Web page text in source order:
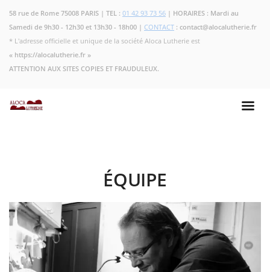
58 rue de Rome 75008 PARIS | TEL : 01 42 93 73 56 | HORAIRES : Mardi au
Samedi de 9h30 - 12h30 et 13h30 - 18h00 | CONTACT : contact@alocalutherie.fr
* L'adresse officielle et unique de la société Aloca Lutherie est
« https://alocalutherie.fr »
ATTENTION AUX SITES COPIES ET FRAUDULEUX.
ÉQUIPE